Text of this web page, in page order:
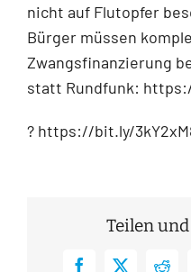
nicht auf Flutopfer
Bürger müssen
Zwangsfinanzierung
statt Rundfunk:
? https://bit.ly/
Teilen